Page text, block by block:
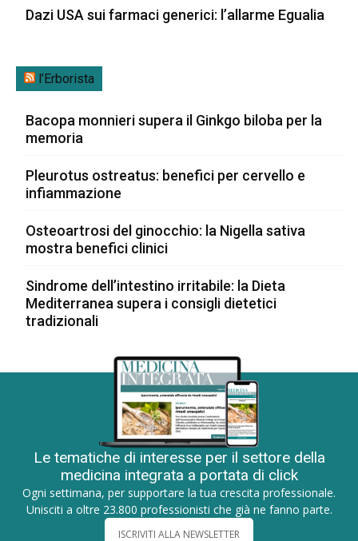
Dazi USA sui farmaci generici: l’allarme Egualia
l’Erborista
Bacopa monnieri supera il Ginkgo biloba per la
memoria
Pleurotus ostreatus: benefici per cervello e
infiammazione
Osteoartrosi del ginocchio: la Nigella sativa
mostra benefici clinici
Sindrome dell’intestino irritabile: la Dieta
Mediterranea supera i consigli dietetici
tradizionali
Le tematiche di interesse per il settore della
medicina integrata a portata di click
Ogni settimana, per supportare la tua crescita professionale.
Unisciti a oltre 23.800 professionisti che già ne fanno parte.
ISCRIVITI ALLA NEWSLETTER